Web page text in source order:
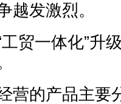
越发激烈。
一体化”升
的产品主要